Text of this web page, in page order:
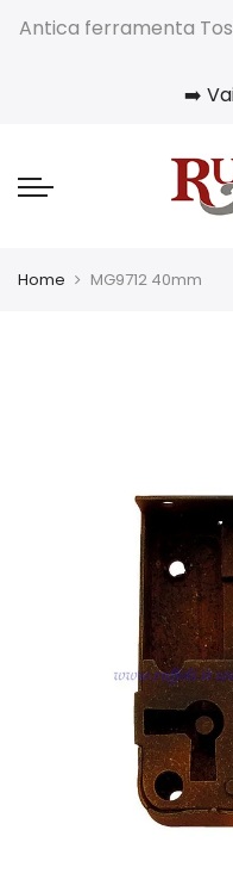
Antica ferramenta
➡️
Home MG9712 40mm